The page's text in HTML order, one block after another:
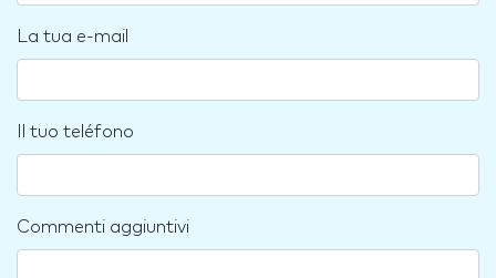
La tua e-mail
Il tuo teléfono
Commenti aggiuntivi